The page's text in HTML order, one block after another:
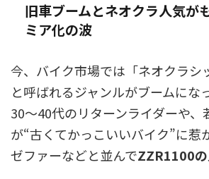
旧車ブームとネオクラ人気が
ミア化の波
今、バイク市場では「ネオクラシ
と呼ばれるジャンルがブームにな
30〜40代のリターンライダーや、
が“古くてかっこいいバイク”に惹
ゼファーなどと並んでZZR1100